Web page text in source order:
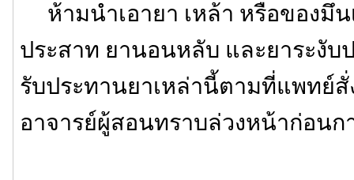
ห้ามนำเอายา เหล้า หรือของมึน
ประสาท ยานอนหลับ และยาระงับ
รับประทานยาเหล่านี้ตามที่แพทย์สั่
อาจารย์ผู้สอนทราบล่วงหน้าก่อนก